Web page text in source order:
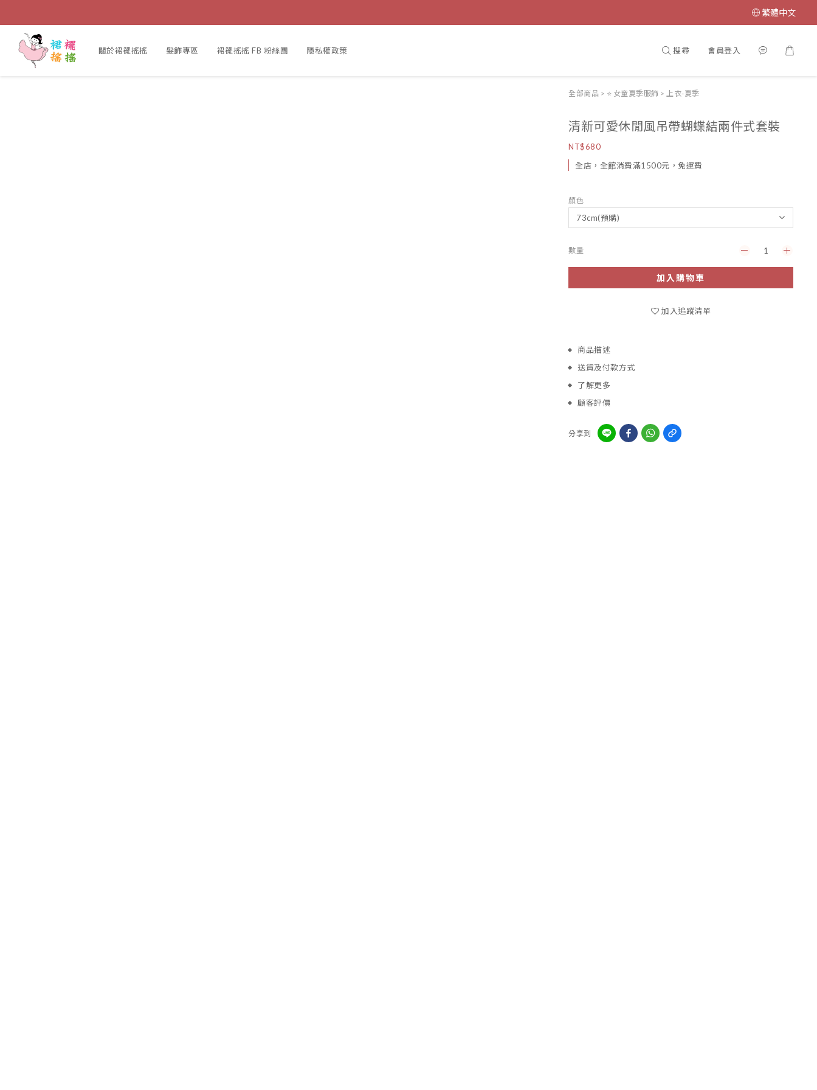
繁體中文
關於裙襬搖搖 髮飾專區 裙襬搖搖 FB 粉絲團 隱私權政策 搜尋 會員登入
全部商品 > ⭐ 女童夏季服飾 > 上衣-夏季
清新可愛休閒風吊帶蝴蝶結兩件式套裝
NT$680
全店，全館消費滿1500元，免運費
顏色
數量
加入購物車
加入追蹤清單
商品描述
送貨及付款方式
了解更多
顧客評價
分享到